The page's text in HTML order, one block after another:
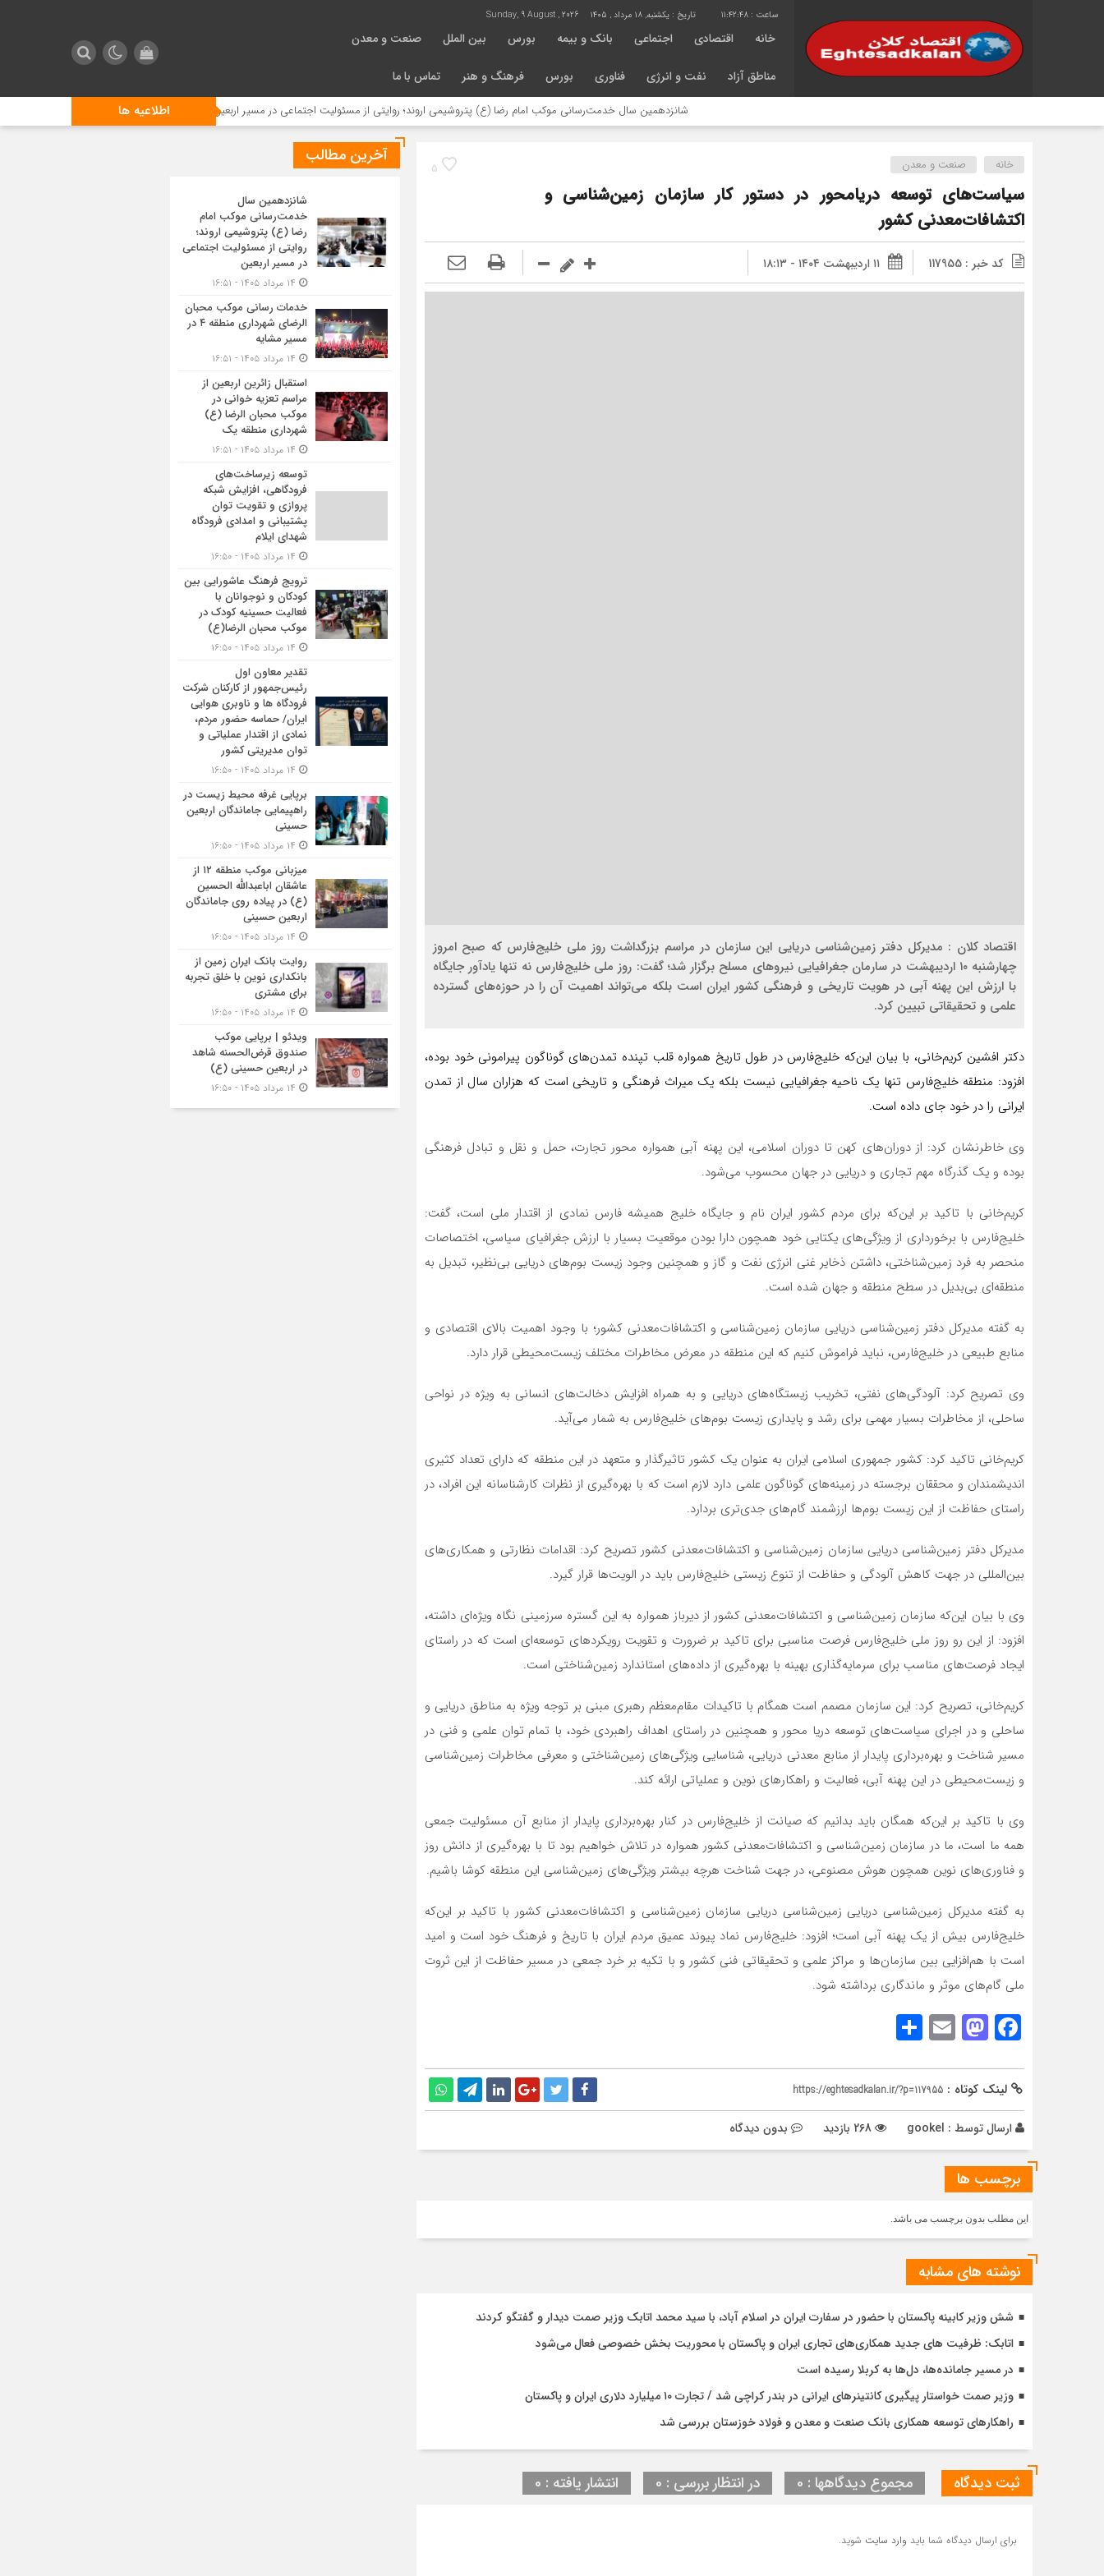
11:42:49 تاریخ : یکشنبه, ۱۸ مرداد , ۱۴۰۵ Sunday, 9 August , 2026
خانه اقتصادی اجتماعی بانک و بیمه بورس بین الملل صنعت و معدن
مناطق آزاد نفت و انرژی فناوری بورس فرهنگ و هنر تماس با ما
اطلاعیه ها شانزدهمین سال خدمت‌رسانی موکب امام رضا (ع) پتروشیمی اروند؛ روایتی از مسئولیت اجتماعی در مسیر اربعین خدمات رسانی موکب محبان الرضای شهرداری منطقه ۴ در مسیر مشایه
5 خانه صنعت و معدن
سیاست‌های توسعه دریا‌محور در دستور کار سازمان زمین‌شناسی و
اکتشافات‌معدنی کشور
کد خبر : 117955 ۱۱ اردیبهشت ۱۴۰۴ - ۱۸:۱۳
اقتصاد کلان : مدیرکل دفتر زمین‌شناسی دریایی این سازمان در مراسم بزرگداشت روز ملی خلیج‌فارس که صبح امروز
چهارشنبه ۱۰ اردیبهشت در سارمان جغرافیایی نیروهای مسلح برگزار شد؛ گفت: روز ملی خلیج‌فارس نه تنها یادآور جایگاه
با ارزش این پهنه آبی در هویت تاریخی و فرهنگی کشور ایران است بلکه می‌تواند اهمیت آن را در حوزه‌های گسترده
علمی و تحقیقاتی تبیین کرد.
دکتر افشین کریم‌خانی، با بیان این‌که خلیج‌فارس در طول تاریخ همواره قلب تپنده تمدن‌های گوناگون پیرامونی خود بوده،
افزود: منطقه خلیج‌فارس تنها یک ناحیه جغرافیایی نیست بلکه یک میراث فرهنگی و تاریخی است که هزاران سال از تمدن
ایرانی را در خود جای داده است.
وی خاطرنشان کرد: از دوران‌های کهن تا دوران اسلامی، این پهنه آبی همواره محور تجارت، حمل و نقل و تبادل فرهنگی
بوده و یک گذرگاه مهم تجاری و دریایی در جهان محسوب می‌شود.
کریم‌خانی با تاکید بر این‌که برای مردم کشور ایران نام و جایگاه خلیج همیشه فارس نمادی از اقتدار ملی است، گفت:
خلیج‌فارس با برخورداری از ویژگی‌های یکتایی خود همچون دارا بودن موقعیت بسیار با ارزش جغرافیای سیاسی، اختصاصات
منحصر به فرد زمین‌شناختی، داشتن ذخایر غنی انرژی نفت و گاز و همچنین وجود زیست بوم‌های دریایی بی‌نظیر، تبدیل به
منطقه‌ای بی‌بدیل در سطح منطقه و جهان شده است.
به گفته مدیرکل دفتر زمین‌شناسی دریایی سازمان زمین‌شناسی و اکتشافات‌معدنی کشور؛ با وجود اهمیت بالای اقتصادی و
منابع طبیعی در خلیج‌فارس، نباید فراموش کنیم که این منطقه در معرض مخاطرات مختلف زیست‌محیطی قرار دارد.
وی تصریح کرد: آلودگی‌های نفتی، تخریب زیستگاه‌های دریایی و به همراه افزایش دخالت‌های انسانی به ویژه در نواحی
ساحلی، از مخاطرات بسیار مهمی برای رشد و پایداری زیست بوم‌های خلیج‌فارس به شمار می‌آید.
کریم‌خانی تاکید کرد: کشور جمهوری اسلامی ایران به عنوان یک کشور تاثیرگذار و متعهد در این منطقه که دارای تعداد کثیری
اندیشمندان و محققان برجسته در زمینه‌های گوناگون علمی دارد لازم است که با بهره‌گیری از نظرات کارشناسانه این افراد، در
راستای حفاظت از این زیست بوم‌ها ارزشمند گام‌های جدی‌تری بردارد.
مدیرکل دفتر زمین‌شناسی دریایی سازمان زمین‌شناسی و اکتشافات‌معدنی کشور تصریح کرد: اقدامات نظارتی و همکاری‌های
بین‌المللی در جهت کاهش آلودگی و حفاظت از تنوع زیستی خلیج‌فارس باید در الویت‌ها قرار گیرد.
وی با بیان این‌که سازمان زمین‌شناسی و اکتشافات‌معدنی کشور از دیرباز همواره به این گستره سرزمینی نگاه ویژه‌ای داشته،
افزود: از این رو روز ملی خلیج‌فارس فرصت مناسبی برای تاکید بر ضرورت و تقویت رویکردهای توسعه‌ای است که در راستای
ایجاد فرصت‌های مناسب برای سرمایه‌گذاری بهینه با بهره‌گیری از داده‌های استاندارد زمین‌شناختی است.
کریم‌خانی، تصریح کرد: این سازمان مصمم است همگام با تاکیدات مقام‌معظم رهبری مبنی بر توجه ویژه به مناطق دریایی و
ساحلی و در اجرای سیاست‌های توسعه دریا محور و همچنین در راستای اهداف راهبردی خود، با تمام توان علمی و فنی در
مسیر شناخت و بهره‌برداری پایدار از منابع معدنی دریایی، شناسایی ویژگی‌های زمین‌شناختی و معرفی مخاطرات زمین‌شناسی
و زیست‌محیطی در این پهنه آبی، فعالیت و راهکارهای نوین و عملیاتی ارائه کند.
وی با تاکید بر این‌که همگان باید بدانیم که صیانت از خلیج‌فارس در کنار بهره‌برداری پایدار از منابع آن مسئولیت جمعی
همه ما است، ما در سازمان زمین‌شناسی و اکتشافات‌معدنی کشور همواره در تلاش خواهیم بود تا با بهره‌گیری از دانش روز
و فناوری‌های نوین همچون هوش مصنوعی، در جهت شناخت هرچه بیشتر ویژگی‌های زمین‌شناسی این منطقه کوشا باشیم.
به گفته مدیرکل زمین‌شناسی دریایی زمین‌شناسی دریایی سازمان زمین‌شناسی و اکتشافات‌معدنی کشور با تاکید بر این‌که
خلیج‌فارس بیش از یک پهنه آبی است؛ افزود: خلیج‌فارس نماد پیوند عمیق مردم ایران با تاریخ و فرهنگ خود است و امید
است با هم‌افزایی بین سازمان‌ها و مراکز علمی و تحقیقاتی فنی کشور و با تکیه بر خرد جمعی در مسیر حفاظت از این ثروت
ملی گام‌های موثر و ماندگاری برداشته شود.
Facebook
Mastodon
Email
لینک کوتاه : https://eghtesadkalan.ir/?p=117955
ارسال توسط : gookel بدون دیدگاه
برچسب ها
این مطلب بدون برچسب می باشد.
نوشته های مشابه
شش وزیر کابینه پاکستان با حضور در سفارت ایران در اسلام آباد، با سيد محمد اتابك وزير صمت ديدار و گفتگو كردند
اتابک: ظرفیت های جدید همکاری‌های تجاری ایران و پاکستان با محوریت بخش خصوصی فعال می‌شود
در مسیر جا‌مانده‌ها، دل‌ها به کربلا رسیده است
وزیر صمت خواستار پیگیری کانتینرهای ایرانی در بندر کراچی شد / تجارت ۱۰ میلیارد دلاری ایران و پاکستان
راهکارهای توسعه همکاری بانک صنعت و معدن و فولاد خوزستان بررسی شد
ثبت دیدگاه مجموع دیدگاهها : 0 در انتظار بررسی : 0 انتشار یافته : 0
برای ارسال دیدگاه شما باید وارد سایت شوید.
آخرین مطالب
شانزدهمین سال
خدمت‌رسانی موکب امام
رضا (ع) پتروشیمی اروند؛
روایتی از مسئولیت اجتماعی
در مسیر اربعین
خدمات رسانی موکب محبان
الرضای شهرداری منطقه ۴ در
مسیر مشایه
استقبال زائرین اربعین از
مراسم تعزیه خوانی در
موکب محبان الرضا (ع)
شهرداری منطقه یک
توسعه زیرساخت‌های
فرودگاهی، افزایش شبکه
پروازی و تقویت توان
پشتیبانی و امدادی فرودگاه
شهدای ایلام
ترویج فرهنگ عاشورایی بین
کودکان و نوجوانان با
فعالیت حسینیه کودک در
موکب محبان الرضا(ع)
تقدیر معاون اول
رئیس‌جمهور از کارکنان شرکت
فرودگاه ها و ناوبری هوایی
ایران/ حماسه حضور مردم،
نمادی از اقتدار عملیاتی و
توان مدیریتی کشور
برپایی غرفه محیط زیست در
راهپیمایی جاماندگان اربعین
حسینی
میزبانی موکب منطقه ۱۲ از
عاشقان اباعبدالله الحسین
(ع) در پیاده روی جاماندگان
اربعین حسینی
روایت بانک ایران زمین از
بانکداری نوین با خلق تجربه
برای مشتری
ویدئو | برپایی موکب
صندوق قرض‌الحسنه شاهد
در اربعین حسینی (ع)